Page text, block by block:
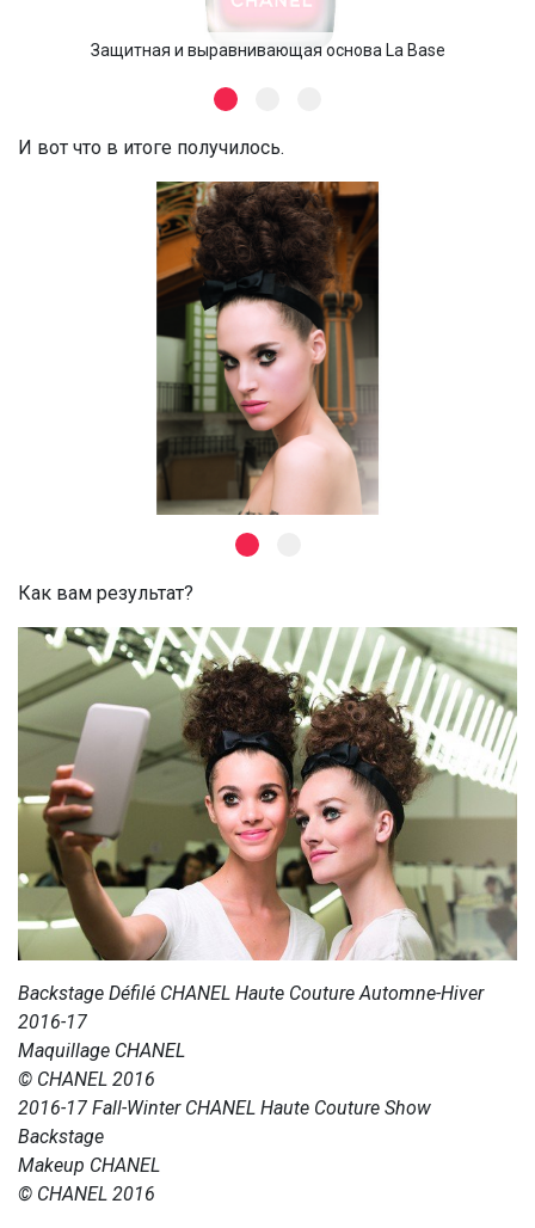
Защитная и выравнивающая основа La Base
И вот что в итоге получилось.
Как вам результат?
Backstage Défilé CHANEL Haute Couture Automne-Hiver
2016-17
Maquillage CHANEL
© CHANEL 2016
2016-17 Fall-Winter CHANEL Haute Couture Show
Backstage
Makeup CHANEL
© CHANEL 2016